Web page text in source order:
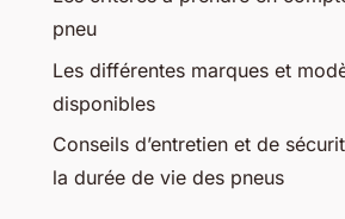
pneu
Les différentes marques et
disponibles
Conseils d’entretien et de
la durée de vie des pneus